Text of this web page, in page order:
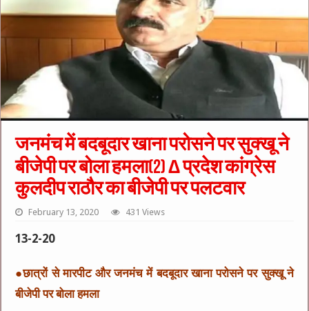
जनमंच में बदबूदार खाना परोसने पर सुक्खू ने
बीजेपी पर बोला हमला(2) ∆ प्रदेश कांग्रेस
कुलदीप राठौर का बीजेपी पर पलटवार
February 13, 2020 431 Views
13-2-20
●छात्रों से मारपीट और जनमंच में बदबूदार खाना परोसने पर सुक्खू ने
बीजेपी पर बोला हमला